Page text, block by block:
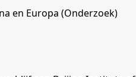
en Europa (Onderzoek)